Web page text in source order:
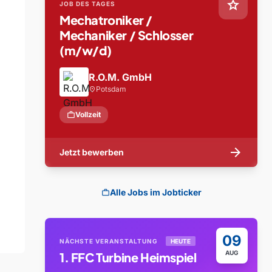
star
JOB DES TAGES
Mechatroniker /
Mechaniker / Schlosser
(m/w/d)
R.O.M. GmbH
location_on Potsdam
workVollzeit
Jetzt bewerben arrow_forward
workAlle Jobs im Jobticker
09
AUG
NÄCHSTE VERANSTALTUNG HEUTE
1. FFC Turbine Heimspiel